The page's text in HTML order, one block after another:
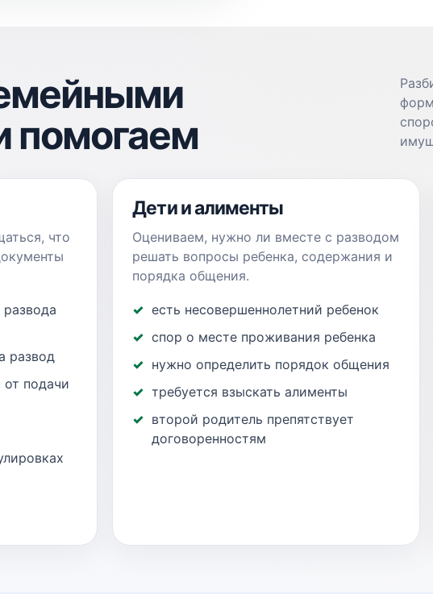
помогаем
что
развод
от подачи
Дети и алименты
Оцениваем, нужно ли вместе с разводом
решать вопросы ребенка, содержания и
порядка общения.
есть несовершеннолетний ребенок
спор о месте проживания ребенка
нужно определить порядок общения
требуется взыскать алименты
второй родитель препятствует
договоренностям